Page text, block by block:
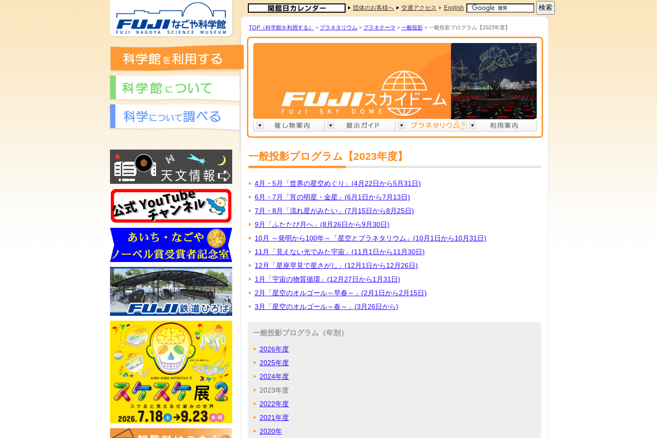
団体のお客様へ 交通アクセス English
TOP（科学館を利用する） > プラネタリウム > プラネテーマ > 一般投影 > 一般投影プログラム【2023年度】
一般投影プログラム【2023年度】
4月・5月「世界の星空めぐり」(4月22日から5月31日)
6月・7月「宵の明星・金星」(6月1日から7月13日)
7月・8月「流れ星がみたい」(7月15日から8月25日)
9月「ふたたび月へ」(8月26日から9月30日)
10月 ～発明から100年～「星空とプラネタリウム」(10月1日から10月31日)
11月「見えない光でみた宇宙」(11月1日から11月30日)
12月「星座早見で星さがし」(12月1日から12月26日)
1月「宇宙の物質循環」(12月27日から1月31日)
2月「星空のオルゴール～早春～」(2月1日から2月15日)
3月「星空のオルゴール～春～」(3月26日から)
一般投影プログラム（年別）
2026年度
2025年度
2024年度
2023年度
2022年度
2021年度
2020年